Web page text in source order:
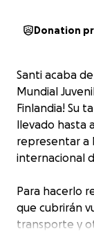
Donation
Santi acaba
Mundial
Finlandia! Su
llevado hasta
representar a
internacional
Para hacerlo
que cubrirán
transporte y